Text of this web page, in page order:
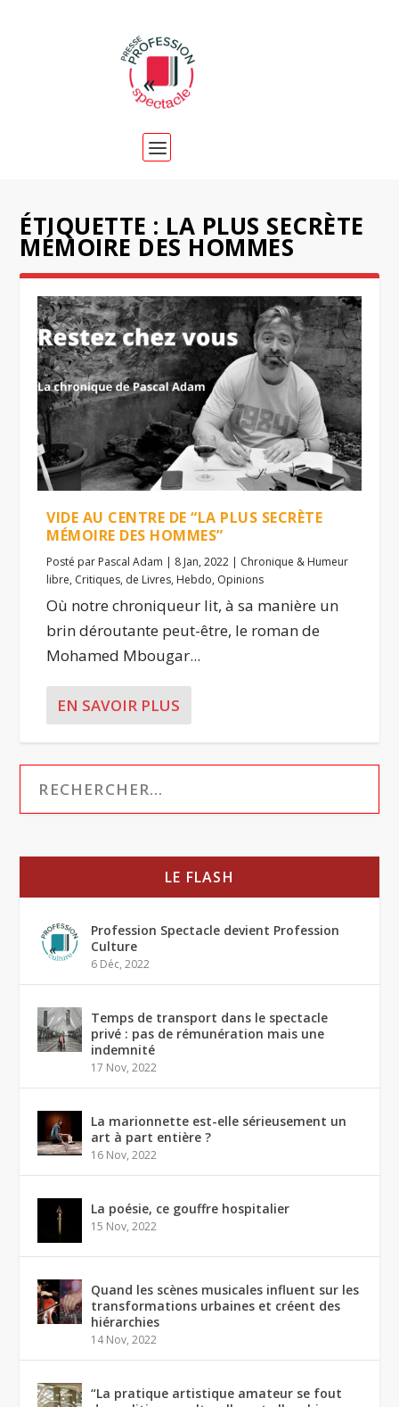
ÉTIQUETTE : LA PLUS SECRÈTE
MÉMOIRE DES HOMMES
VIDE AU CENTRE DE “LA PLUS SECRÈTE
MÉMOIRE DES HOMMES”
Posté par Pascal Adam | 8 Jan, 2022 | Chronique & Humeur
libre, Critiques, de Livres, Hebdo, Opinions
Où notre chroniqueur lit, à sa manière un
brin déroutante peut-être, le roman de
Mohamed Mbougar...
EN SAVOIR PLUS
LE FLASH
Profession Spectacle devient Profession
Culture
6 Déc, 2022
Temps de transport dans le spectacle
privé : pas de rémunération mais une
indemnité
17 Nov, 2022
La marionnette est-elle sérieusement un
art à part entière ?
16 Nov, 2022
La poésie, ce gouffre hospitalier
15 Nov, 2022
Quand les scènes musicales influent sur les
transformations urbaines et créent des
hiérarchies
14 Nov, 2022
“La pratique artistique amateur se fout